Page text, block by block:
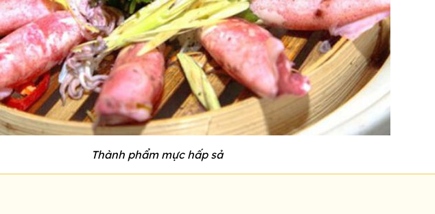
Thành phẩm mực hấp sả